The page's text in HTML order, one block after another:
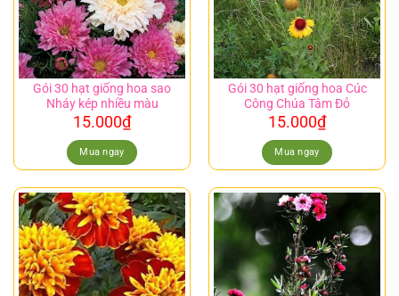
Gói 30 hạt giống hoa sao
Nháy kép nhiều màu
15.000₫
Mua ngay
Gói 30 hạt giống hoa Cúc
Công Chúa Tâm Đỏ
15.000₫
Mua ngay